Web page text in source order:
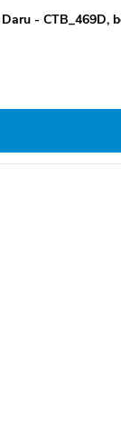
- CTB_469D,